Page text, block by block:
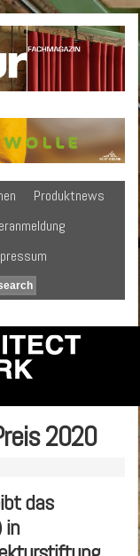
Produktnews
2020
das
in